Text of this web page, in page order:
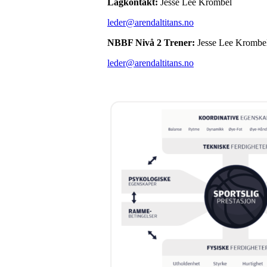
Lagkontakt: Jesse Lee Krombel
leder@arendaltitans.no
NBBF Nivå 2 Trener: Jesse Lee
leder@arendaltitans.no